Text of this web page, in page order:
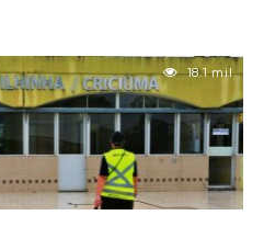
18.1 mil